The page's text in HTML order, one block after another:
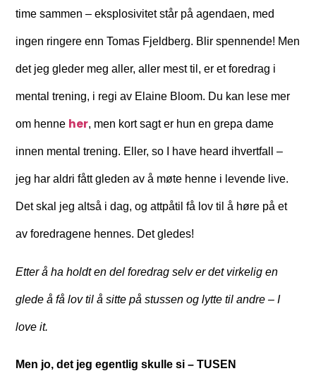
time sammen – eksplosivitet står på agendaen, med
ingen ringere enn Tomas Fjeldberg. Blir spennende! Men
det jeg gleder meg aller, aller mest til, er et foredrag i
mental trening, i regi av Elaine Bloom. Du kan lese mer
om henne her, men kort sagt er hun en grepa dame
innen mental trening. Eller, so I have heard ihvertfall –
jeg har aldri fått gleden av å møte henne i levende live.
Det skal jeg altså i dag, og attpåtil få lov til å høre på et
av foredragene hennes. Det gledes!
Etter å ha holdt en del foredrag selv er det virkelig en
glede å få lov til å sitte på stussen og lytte til andre – I
love it.
Men jo, det jeg egentlig skulle si – TUSEN